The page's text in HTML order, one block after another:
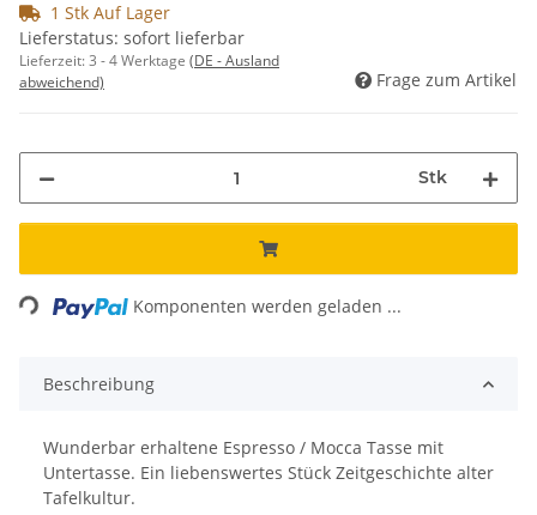
1 Stk Auf Lager
Lieferstatus: sofort lieferbar
Lieferzeit:3 - 4 Werktage (DE - Ausland
abweichend)
Frage zum Artikel
Stk
Komponenten werden geladen ...
Beschreibung
Wunderbar erhaltene Espresso / Mocca Tasse mit
Untertasse. Ein liebenswertes Stück Zeitgeschichte alter
Tafelkultur.